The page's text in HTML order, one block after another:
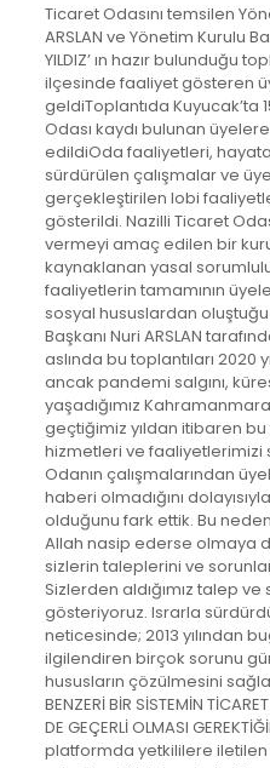
Ticaret Odasını temsilen
ARSLAN ve Yönetim Kurulu
YILDIZ’ ın hazır bulunduğu
ilçesinde faaliyet gösteren
geldiToplantıda Kuyucak’ta
Odası kaydı bulunan
edildiOda faaliyetleri,
sürdürülen çalışmalar ve
gerçekleştirilen lobi
gösterildi. Nazilli Ticaret
vermeyi amaç edilen bir
kaynaklanan yasal
faaliyetlerin tamamının
sosyal hususlardan
Başkanı Nuri ARSLAN
aslında bu toplantıları 2020
ancak pandemi salgını,
yaşadığımız
geçtiğimiz yıldan itibaren bu
hizmetleri ve faaliyetlerimizi
Odanın çalışmalarından
haberi olmadığını
olduğunu fark ettik. Bu
Allah nasip ederse olmaya
sizlerin taleplerini ve
Sizlerden aldığımız talep
gösteriyoruz. Israrla
neticesinde; 2013 yılından
ilgilendiren birçok sorunu
hususların çözülmesini
BENZERİ BİR SİSTEMİN
DE GEÇERLİ OLMASI
platformda yetkililere iletilen